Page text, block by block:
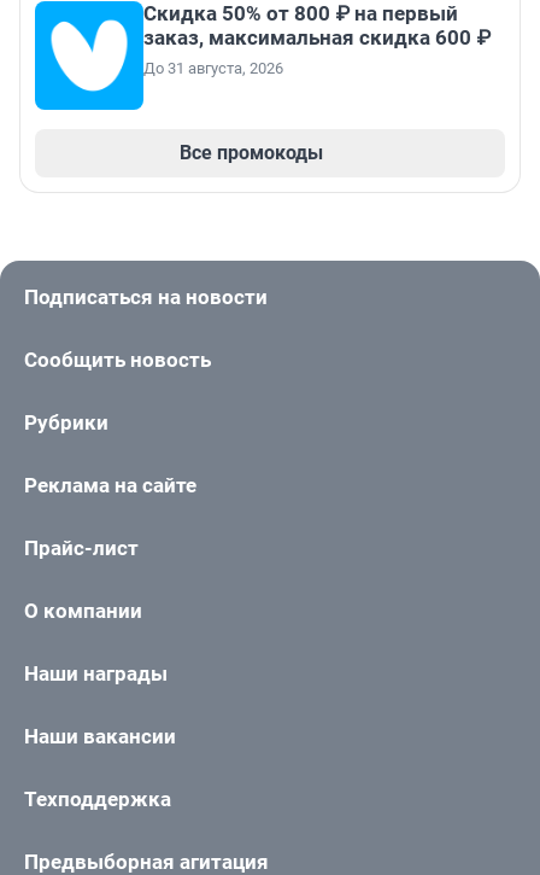
Скидка 50% от 800 ₽ на первый
заказ, максимальная скидка 600 ₽
До 31 августа, 2026
Все промокоды
Подписаться на новости
Сообщить новость
Рубрики
Реклама на сайте
Прайс-лист
О компании
Наши награды
Наши вакансии
Техподдержка
Предвыборная агитация